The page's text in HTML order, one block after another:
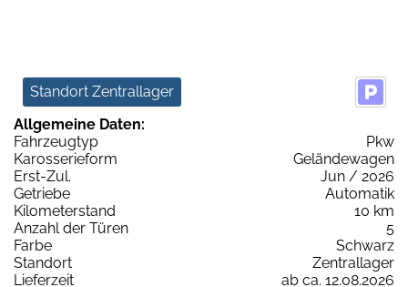
Standort Zentrallager
Allgemeine Daten:
Fahrzeugtyp
Pkw
Karosserieform
Geländewagen
Erst-Zul.
Jun / 2026
Getriebe
Automatik
Kilometerstand
10 km
Anzahl der Türen
5
Farbe
Schwarz
Standort
Zentrallager
Lieferzeit
ab ca. 12.08.2026